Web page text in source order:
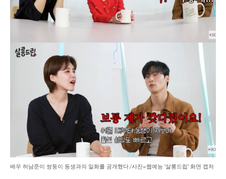
배우 허남준이 쌍둥이 동생과의 일화를 공개했다./사진=웹예능 '살롱드립' 화면 캡처